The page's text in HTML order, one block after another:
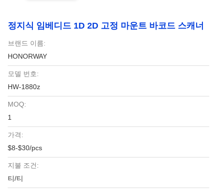
정지식 임베디드 1D 2D 고정 마운트 바코드 스캐너
브랜드 이름:
HONORWAY
모델 번호:
HW-1880z
MOQ:
1
가격:
$8-$30/pcs
지불 조건:
티/티